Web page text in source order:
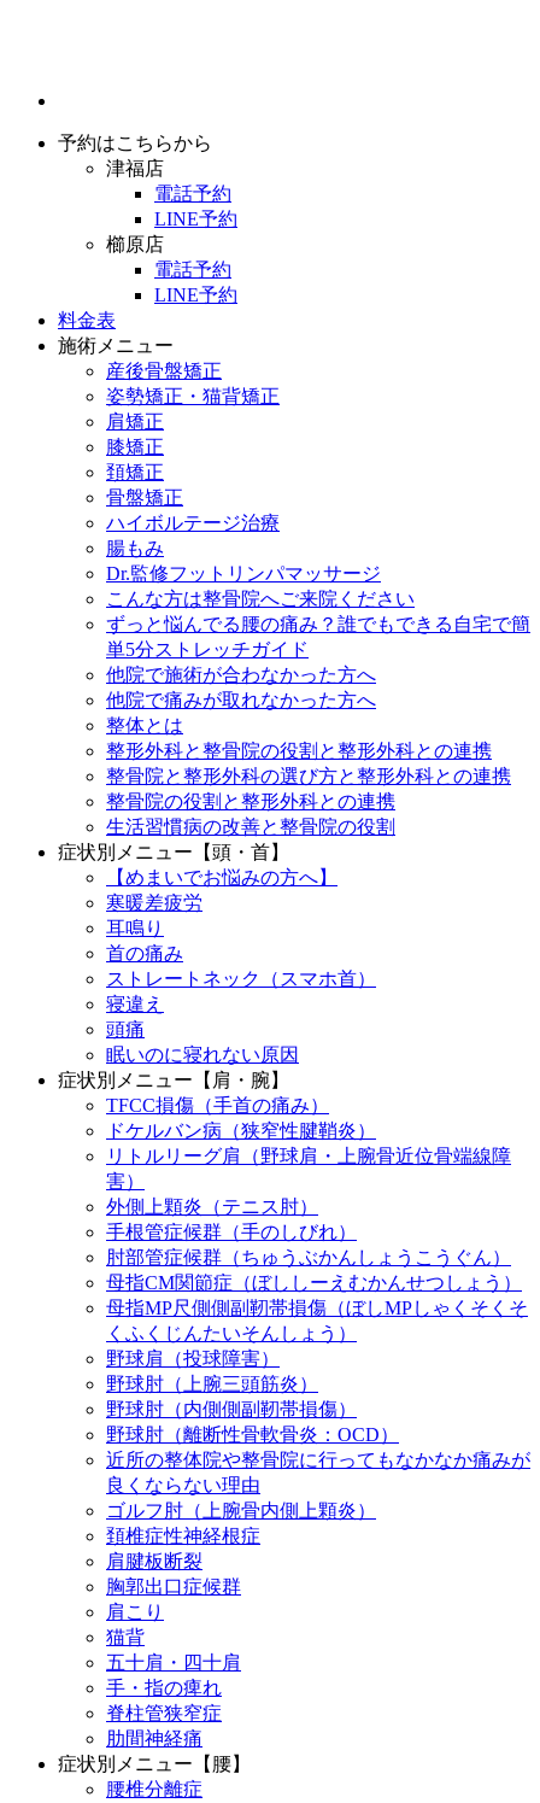
予約はこちらから
津福店
電話予約
LINE予約
櫛原店
電話予約
LINE予約
料金表
施術メニュー
産後骨盤矯正
姿勢矯正・猫背矯正
肩矯正
膝矯正
頚矯正
骨盤矯正
ハイボルテージ治療
腸もみ
Dr.監修フットリンパマッサージ
こんな方は整骨院へご来院ください
ずっと悩んでる腰の痛み？誰でもできる自宅で簡
単5分ストレッチガイド
他院で施術が合わなかった方へ
他院で痛みが取れなかった方へ
整体とは
整形外科と整骨院の役割と整形外科との連携
整骨院と整形外科の選び方と整形外科との連携
整骨院の役割と整形外科との連携
生活習慣病の改善と整骨院の役割
症状別メニュー【頭・首】
【めまいでお悩みの方へ】
寒暖差疲労
耳鳴り
首の痛み
ストレートネック（スマホ首）
寝違え
頭痛
眠いのに寝れない原因
症状別メニュー【肩・腕】
TFCC損傷（手首の痛み）
ドケルバン病（狭窄性腱鞘炎）
リトルリーグ肩（野球肩・上腕骨近位骨端線障
害）
外側上顆炎（テニス肘）
手根管症候群（手のしびれ）
肘部管症候群（ちゅうぶかんしょうこうぐん）
母指CM関節症（ぼししーえむかんせつしょう）
母指MP尺側側副靭帯損傷（ぼしMPしゃくそくそ
くふくじんたいそんしょう）
野球肩（投球障害）
野球肘（上腕三頭筋炎）
野球肘（内側側副靭帯損傷）
野球肘（離断性骨軟骨炎：OCD）
近所の整体院や整骨院に行ってもなかなか痛みが
良くならない理由
ゴルフ肘（上腕骨内側上顆炎）
頚椎症性神経根症
肩腱板断裂
胸郭出口症候群
肩こり
猫背
五十肩・四十肩
手・指の痺れ
脊柱管狭窄症
肋間神経痛
症状別メニュー【腰】
腰椎分離症